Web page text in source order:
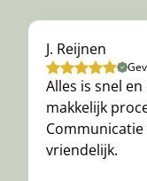
J. Reijnen
Alles is snel
makkelijk
vriendelijk.